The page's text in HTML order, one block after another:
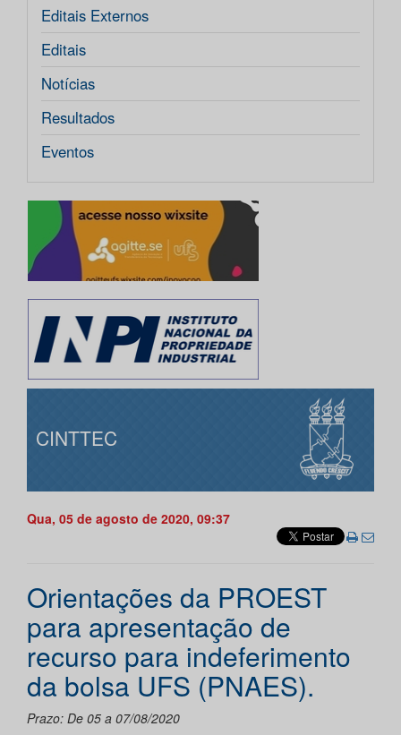
Editais Externos
Editais
Notícias
Resultados
Eventos
CINTTEC
Qua, 05 de agosto de 2020, 09:37
Orientações da PROEST
para apresentação de
recurso para indeferimento
da bolsa UFS (PNAES).
Prazo: De 05 a 07/08/2020